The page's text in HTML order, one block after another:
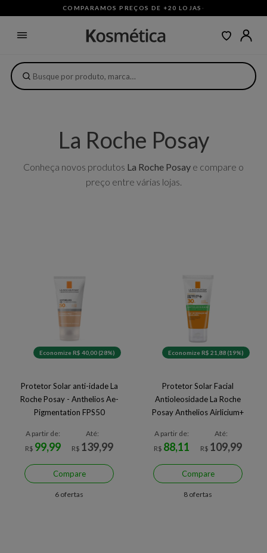
COMPARAMOS PREÇOS DE +20 LOJAS ·
La Roche Posay
Conheça novos produtos La Roche Posay e compare o
preço entre várias lojas.
Economize R$ 40,00 (28%)
Protetor Solar anti-idade La
Roche Posay - Anthelios Ae-
Pigmentation FPS50
A partir de:
R$ 99,99
Até:
R$ 139,99
Compare
6 ofertas
Economize R$ 21,88 (19%)
Protetor Solar Facial
Antioleosidade La Roche
Posay Anthelios Airlicium+
A partir de:
R$ 88,11
Até:
R$ 109,99
Compare
8 ofertas